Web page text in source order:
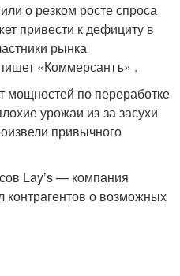
о резком росте спроса
привести к дефициту в
рынка
«Коммерсантъ» .
мощностей по переработке
урожаи из-за засухи
привычного
Layʼs — компания
о возможных